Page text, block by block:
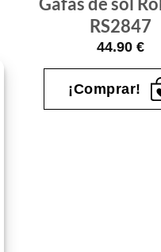
RS2847
44.90 €
¡Comprar!